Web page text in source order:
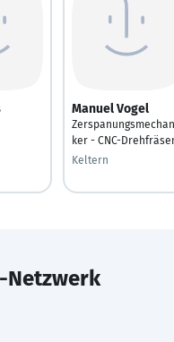
Manuel Vogel
ker - CNC-
Keltern
Netzwerk